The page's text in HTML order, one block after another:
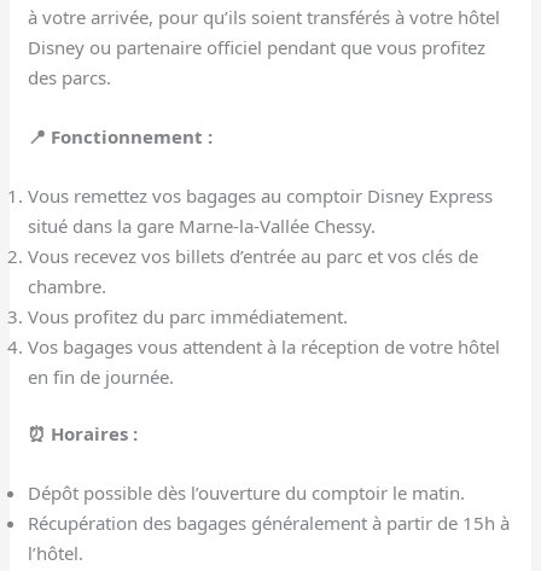
à votre arrivée, pour qu’ils soient transférés à votre hôtel
Disney ou partenaire officiel pendant que vous profitez
des parcs.
📍 Fonctionnement :
Vous remettez vos bagages au comptoir Disney Express
situé dans la gare Marne-la-Vallée Chessy.
Vous recevez vos billets d’entrée au parc et vos clés de
chambre.
Vous profitez du parc immédiatement.
Vos bagages vous attendent à la réception de votre hôtel
en fin de journée.
⏰ Horaires :
Dépôt possible dès l’ouverture du comptoir le matin.
Récupération des bagages généralement à partir de 15h à
l’hôtel.